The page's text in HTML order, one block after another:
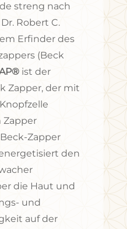
streng nach
Robert C.
Erfinder des
(Beck
ist der
Zapper, der mit
Zapper
Zapper
den
die Haut und
und
auf der